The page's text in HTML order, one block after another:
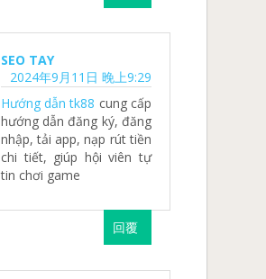
SEO TAY
2024年9月11日 晚上9:29
Hướng dẫn tk88 cung cấp
hướng dẫn đăng ký, đăng
nhập, tải app, nạp rút tiền
chi tiết, giúp hội viên tự
tin chơi game
回覆